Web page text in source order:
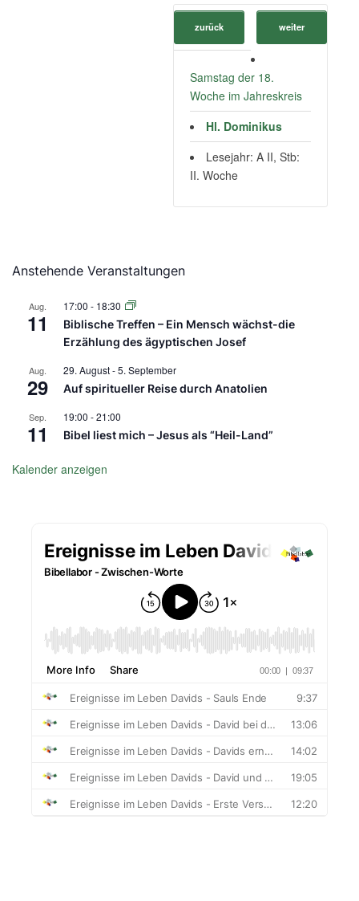
zurück weiter
Samstag der 18.
Woche im Jahreskreis
Hl. Dominikus
Lesejahr: A II, Stb:
II. Woche
Anstehende Veranstaltungen
Aug.
11
17:00 - 18:30
Biblische Treffen – Ein Mensch wächst-die
Erzählung des ägyptischen Josef
Aug.
29
29. August-5. September
Auf spiritueller Reise durch Anatolien
Sep.
11
19:00 -21:00
Bibel liest mich – Jesus als “Heil-Land”
Kalender anzeigen